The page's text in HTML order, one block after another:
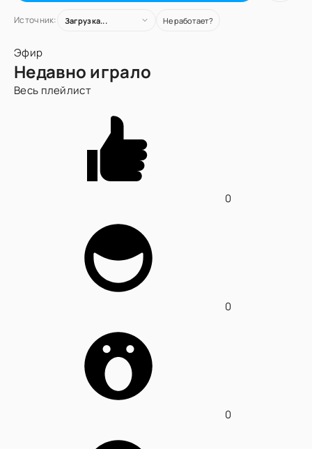
Источник: Загрузка... Не работает?
Эфир
Недавно играло
Весь плейлист
0
0
0